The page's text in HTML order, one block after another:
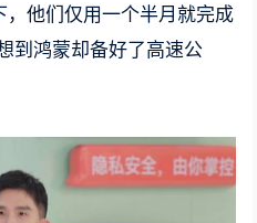
他们仅用一个半月就完成
到鸿蒙却备好了高速公